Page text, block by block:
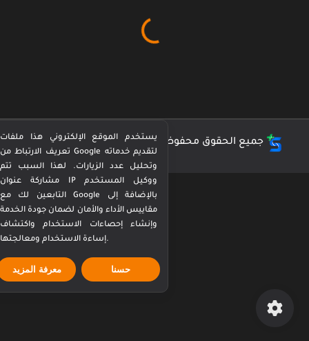
جميع الحقوق محفوظة © كورة بيرفكت Perfect Kora
يستخدم الموقع الإلكتروني هذا ملفات
تعريف الارتباط من Google لتقديم خدماته
وتحليل عدد الزيارات. لهذا السبب تتم
مشاركة عنوان IP ووكيل المستخدم
التابعين لك مع Google بالإضافة إلى
مقاييس الأداء والأمان لضمان جودة الخدمة
وإنشاء إحصاءات الاستخدام واكتشاف
معرفة المزيد حسنا